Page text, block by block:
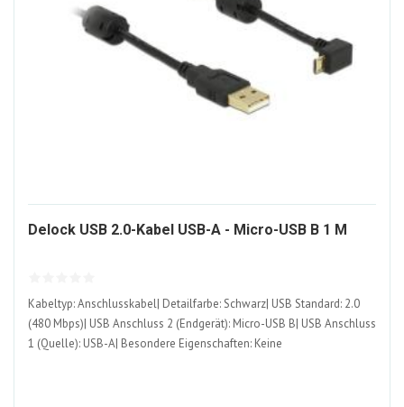
Delock USB 2.0-Kabel USB-A - Micro-USB B 1 M
Kabeltyp: Anschlusskabel| Detailfarbe: Schwarz| USB Standard: 2.0
(480 Mbps)| USB Anschluss 2 (Endgerät): Micro-USB B| USB Anschluss
1 (Quelle): USB-A| Besondere Eigenschaften: Keine